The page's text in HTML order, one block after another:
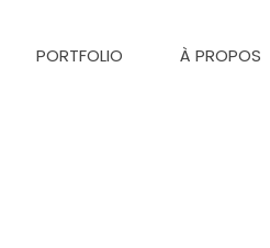
PORTFOLIO À PROPOS